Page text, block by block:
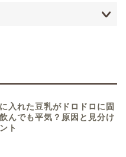
入れた豆乳がドロドロに固
んでも平気？原因と見分け
ト